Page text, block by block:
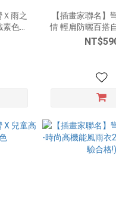
Ｘ雨之
色傘
【插畫家聯名】
情 輕扁防曬百搭